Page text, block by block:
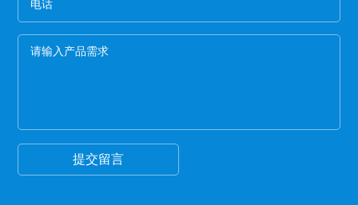
膜硬的保护膜一般都比较次，而且由于膜厚，实际
米数会减少。好的保护膜所选用的薄膜都比较柔
提交留言